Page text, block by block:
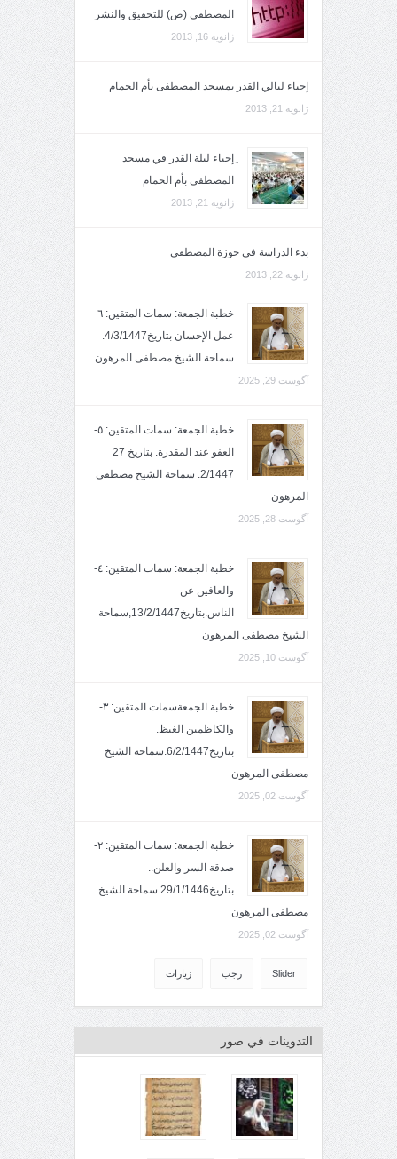
المصطفى (ص) للتحقيق والنشر
ژانویه 16, 2013
إحياء ليالي القدر بمسجد المصطفى بأم الحمام
ژانویه 21, 2013
ِإحياء ليلة القدر في مسجد
المصطفى بأم الحمام
ژانویه 21, 2013
بدء الدراسة في حوزة المصطفى
ژانویه 22, 2013
خطبة الجمعة: سمات المتقين: ٦-
عمل الإحسان بتاريخ4/3/1447.
سماحة الشيخ مصطفى المرهون
آگوست 29, 2025
خطبة الجمعة: سمات المتقين: ٥-
العفو عند المقدرة. بتاريخ 27
2/1447. سماحة الشيخ مصطفى
المرهون
آگوست 28, 2025
خطبة الجمعة: سمات المتقين: ٤-
والعافين عن
الناس.بتاريخ13/2/1447,سماحة
الشيخ مصطفى المرهون
آگوست 10, 2025
خطبة الجمعةسمات المتقين: ٣-
والكاظمين الغيظ.
بتاريخ6/2/1447.سماحة الشيخ
مصطفى المرهون
آگوست 02, 2025
خطبة الجمعة: سمات المتقين: ٢-
صدقة السر والعلن..
بتاريخ29/1/1446.سماحة الشيخ
مصطفى المرهون
آگوست 02, 2025
Slider رجب زيارات
التدوينات في صور